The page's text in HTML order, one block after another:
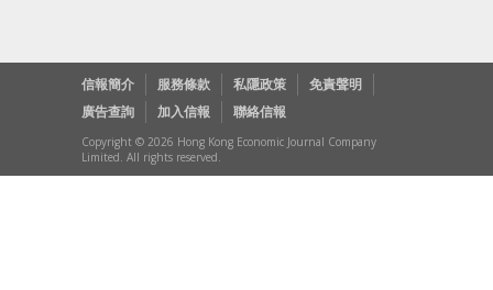
信報簡介 服務條款 私隱政策
免責聲明
廣告查詢
加入信報 聯絡信報
Copyright © 2026 Hong Kong Economic Journal Company
Limited. All rights reserved.